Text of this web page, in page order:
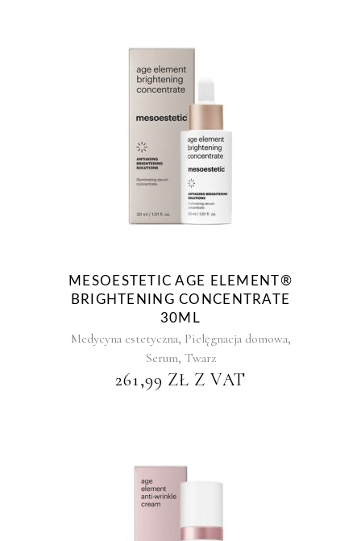
MESOESTETIC AGE ELEMENT®
BRIGHTENING CONCENTRATE
30ML
Medycyna estetyczna, Pielęgnacja domowa,
Serum, Twarz
261,99 ZŁ Z VAT